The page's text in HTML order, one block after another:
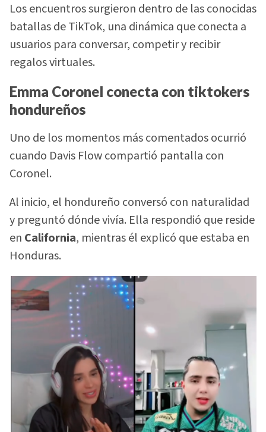
Los encuentros surgieron dentro de las conocidas
batallas de TikTok, una dinámica que conecta a
usuarios para conversar, competir y recibir
regalos virtuales.
Emma Coronel conecta con tiktokers
hondureños
Uno de los momentos más comentados ocurrió
cuando Davis Flow compartió pantalla con
Coronel.
Al inicio, el hondureño conversó con naturalidad
y preguntó dónde vivía. Ella respondió que reside
en California, mientras él explicó que estaba en
Honduras.